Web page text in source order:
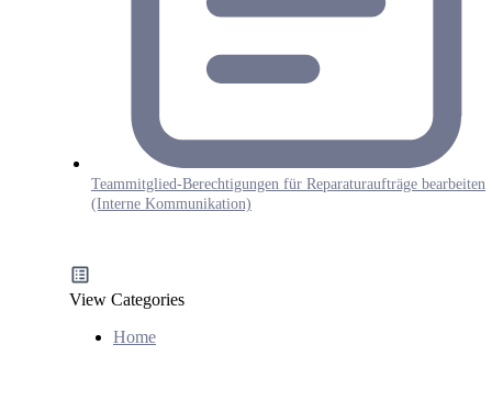
Teammitglied-Berechtigungen für Reparaturaufträge bearbeiten
(Interne Kommunikation)
View Categories
Home